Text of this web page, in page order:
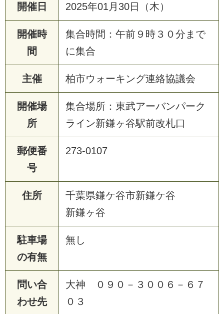
開催日 2025年01月30日（木）
開催時
間
集合時間：午前９時３０分まで
に集合
主催 柏市ウォーキング連絡協議会
開催場
所
集合場所：東武アーバンパーク
ライン新鎌ヶ谷駅前改札口
郵便番
号
273-0107
住所
千葉県鎌ケ谷市新鎌ケ谷
新鎌ヶ谷
駐車場
の有無
無し
問い合
わせ先
大神 ０９０－３００６－６７
０３